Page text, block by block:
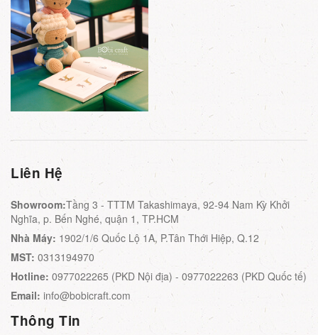
Liên Hệ
Showroom:Tầng 3 - TTTM Takashimaya, 92-94 Nam Kỳ Khởi
Nghĩa, p. Bến Nghé, quận 1, TP.HCM
Nhà Máy: 1902/1/6 Quốc Lộ 1A, P.Tân Thới Hiệp, Q.12
MST: 0313194970
Hotline: 0977022265 (PKD Nội địa) - 0977022263 (PKD Quốc tế)
Email: info@bobicraft.com
Thông Tin